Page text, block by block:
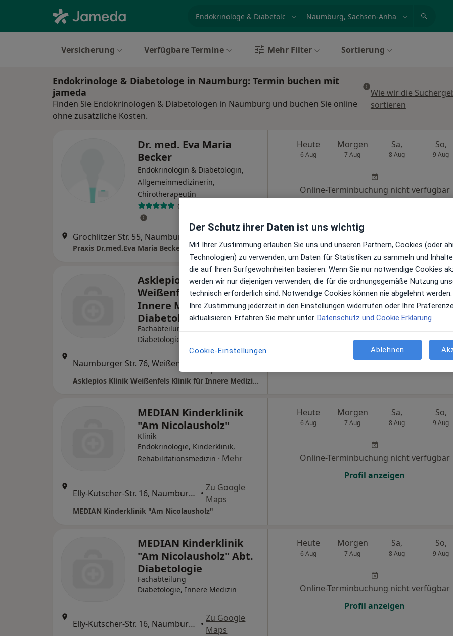
Versicherung Verfügbare Termine Mehr Filter Sortierung
Endokrinologe & Diabetologe in Naumburg: Termin buchen mit
jameda
Finden Sie Endokrinologen & Diabetologen in Naumburg und buchen Sie online
ohne zusätzliche Kosten.
Wie wir die
sortieren
Dr. med. Eva Maria
Becker
Endokrinologin & Diabetologin,
Allgemeinmedizinerin,
Chirotherapeutin
6 Bewertungen
Grochlitzer Str. 55, Naumburg
Praxis Dr.med.Eva Maria Becker Fachärztin f. Allgemeinmedizin
Heute
6 Aug
Morgen
7 Aug
Sa,
8 Aug
So,
9 Aug
Online-Terminbuchung nicht verfügbar
Asklepios Klinik
Weißenfels Klinik für
Innere Medizin Abt.
Diabetologie
Fachabteilung
Diabetologie
Maps
Asklepios Klinik Weißenfels Klinik für Innere Medizin Abt. Diabetologie
Heute
6 Aug
Morgen
7 Aug
Sa,
8 Aug
So,
9 Aug
Online-Terminbuchung nicht verfügbar
Profil anzeigen
MEDIAN Kinderklinik
"Am Nicolausholz"
Klinik
Endokrinologie, Kinderklinik,
Rehabilitationsmedizin · Mehr
Elly-Kutscher-Str. 16, Naumburg (Saale) •
Zu Google
Maps
MEDIAN Kinderklinik "Am Nicolausholz"
Heute
6 Aug
Morgen
7 Aug
Sa,
8 Aug
So,
9 Aug
Online-Terminbuchung nicht verfügbar
Profil anzeigen
MEDIAN Kinderklinik
"Am Nicolausholz" Abt.
Diabetologie
Fachabteilung
Diabetologie, Innere Medizin
Elly-Kutscher-Str. 16, Naumburg (Saale) •
Zu Google
Maps
Heute
6 Aug
Morgen
7 Aug
Sa,
8 Aug
So,
9 Aug
Online-Terminbuchung nicht verfügbar
Profil anzeigen
Der Schutz ihrer Daten ist uns wichtig
Mit Ihrer Zustimmung erlauben Sie uns und unseren Partnern, Cookies (oder
Technologien) zu verwenden, um Daten für Statistiken zu sammeln und
die auf Ihren Surfgewohnheiten basieren. Wenn Sie nur notwendige Cookies
werden wir nur diejenigen verwenden, die für die ordnungsgemäße Nutzung
technisch erforderlich sind. Notwendige Cookies können nie abgelehnt werden.
Ihre Zustimmung jederzeit in den Einstellungen widerrufen oder Ihre
aktualisieren. Erfahren Sie mehr unter Datenschutz und Cookie Erklärung
Cookie-Einstellungen Ablehnen